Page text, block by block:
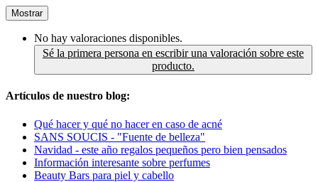
Mostrar
No hay valoraciones disponibles.
Sé la primera persona en escribir una valoración sobre este
producto.
Artículos de nuestro blog:
Qué hacer y qué no hacer en caso de acné
SANS SOUCIS - "Fuente de belleza"
Navidad - este año regalos pequeños pero bien pensados
Información interesante sobre perfumes
Beauty Bars para piel y cabello